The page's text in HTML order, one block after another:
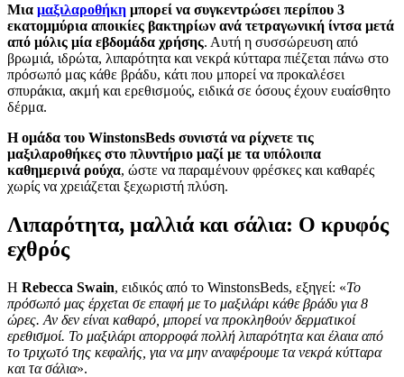
Μια μαξιλαροθήκη μπορεί να συγκεντρώσει περίπου 3
εκατομμύρια αποικίες βακτηρίων ανά τετραγωνική ίντσα μετά
από μόλις μία εβδομάδα χρήσης. Αυτή η συσσώρευση από
βρωμιά, ιδρώτα, λιπαρότητα και νεκρά κύτταρα πιέζεται πάνω στο
πρόσωπό μας κάθε βράδυ, κάτι που μπορεί να προκαλέσει
σπυράκια, ακμή και ερεθισμούς, ειδικά σε όσους έχουν ευαίσθητο
δέρμα.
Η ομάδα του WinstonsBeds συνιστά να ρίχνετε τις
μαξιλαροθήκες στο πλυντήριο μαζί με τα υπόλοιπα
καθημερινά ρούχα, ώστε να παραμένουν φρέσκες και καθαρές
χωρίς να χρειάζεται ξεχωριστή πλύση.
Λιπαρότητα, μαλλιά και σάλια: Ο κρυφός
εχθρός
Η Rebecca Swain, ειδικός από το WinstonsBeds, εξηγεί: «Το
πρόσωπό μας έρχεται σε επαφή με το μαξιλάρι κάθε βράδυ για 8
ώρες. Αν δεν είναι καθαρό, μπορεί να προκληθούν δερματικοί
ερεθισμοί. Το μαξιλάρι απορροφά πολλή λιπαρότητα και έλαια από
το τριχωτό της κεφαλής, για να μην αναφέρουμε τα νεκρά κύτταρα
και τα σάλια».